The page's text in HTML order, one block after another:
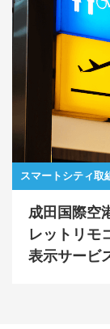
スマートシティ取
成田国際空
レットリモ
表示サービ